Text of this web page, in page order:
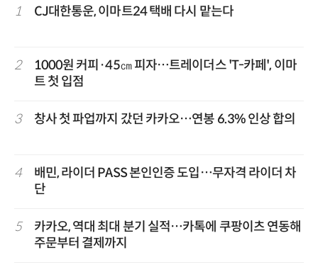
1 CJ대한통운, 이마트24 택배 다시 맡는다
2
1000원 커피·45㎝ 피자…트레이더스 'T-카페', 이마
트 첫 입점
3 창사 첫 파업까지 갔던 카카오…연봉 6.3% 인상 합의
4
배민, 라이더 PASS 본인인증 도입…무자격 라이더 차
단
5
카카오, 역대 최대 분기 실적…카톡에 쿠팡이츠 연동해
주문부터 결제까지